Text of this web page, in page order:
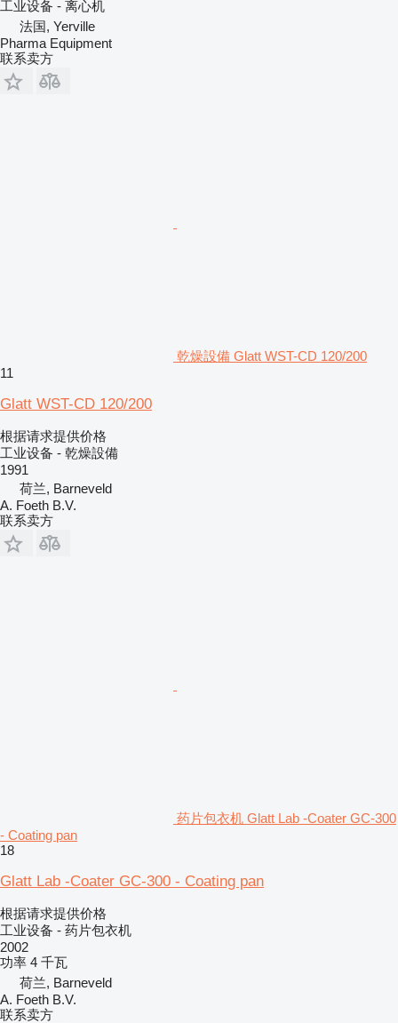
工业设备 - 离心机
法国, Yerville
Pharma Equipment
联系卖方
乾燥設備 Glatt WST-CD 120/200
11
Glatt WST-CD 120/200
根据请求提供价格
工业设备 - 乾燥設備
1991
荷兰, Barneveld
A. Foeth B.V.
联系卖方
药片包衣机 Glatt Lab -Coater GC-300
- Coating pan
18
Glatt Lab -Coater GC-300 - Coating pan
根据请求提供价格
工业设备 - 药片包衣机
2002
功率 4 千瓦
荷兰, Barneveld
A. Foeth B.V.
联系卖方